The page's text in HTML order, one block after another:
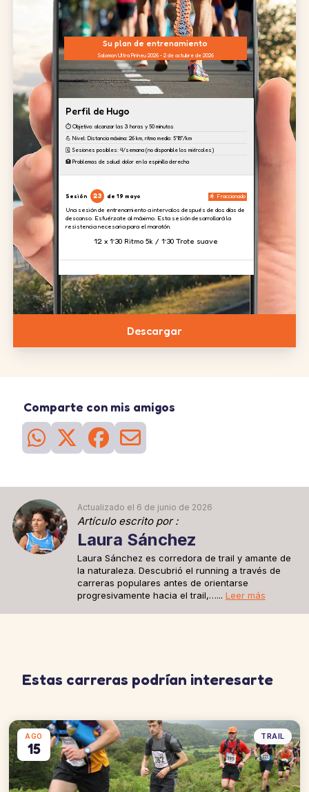
Su plan de entrenamiento
Salomon Ultra Pirineu 2026 - 2 de octubre de 2026
Perfil de Hugo
⏱️ Objetivo: alcanzar las 3 horas y 50 minutos
💪 Nivel: Distancia máxima: 26 km, ritmo medio: 5'18''/km
🗓️ Sesiones posibles: 4/semana (no disponible los miércoles)
🏥 Problemas de salud: dolor en la espinilla derecha
Sesión 23 de 19 mayo Fraccionado
Una sesión de entrenamiento a intervalos después de dos días de
descanso. Esfuérzate al máximo. Esta sesión desarrollará la
resistencia necesaria para el maratón.
12 x 1’30 Ritmo 5k / 1’30 Trote suave
Sesión 24 de 20 mayo Fortalecimiento
Hoy nos centramos en el trabajo de piernas para absorber el
desnivel previsto en la carrera.
repeticiones
en cada pierna
esperarle alrededor del kilómetro 25-30 de un maratón.
Descargar
Comparte con mis amigos
Actualizado el 6 de junio de 2026
Artículo escrito por :
Laura Sánchez
Laura Sánchez es corredora de trail y amante de
la naturaleza. Descubrió el running a través de
carreras populares antes de orientarse
progresivamente hacia el trail,…... Leer más
Estas carreras podrían interesarte
AGO
15
TRAIL